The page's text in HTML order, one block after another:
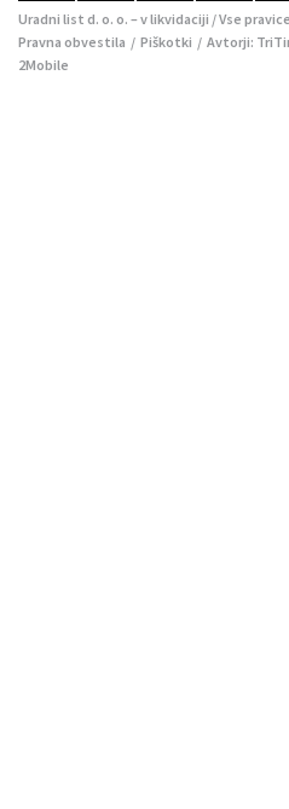
Uradni list d. o. o. – v likvidaciji / Vse
Pravna obvestila / Piškotki / Avtorji:
2Mobile